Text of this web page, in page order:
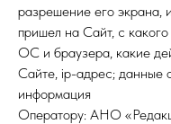
разрешение его экрана,
пришел на Сайт, с
ОС и браузера, какие
Сайте, ip-адрес; данные
информация
Оператору: АНО